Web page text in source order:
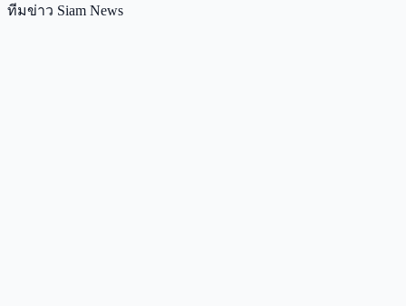
ทีมข่าว Siam News